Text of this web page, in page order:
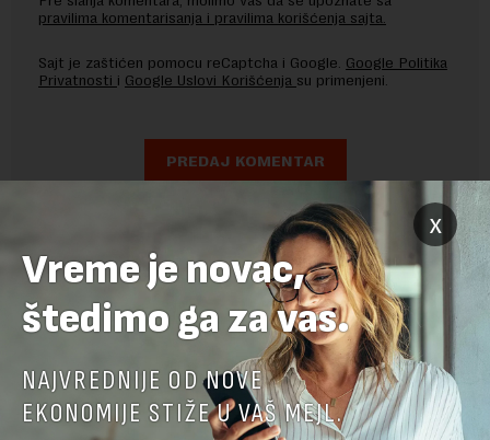
pravilima komentarisanja i pravilima korišćenja sajta.
Sajt je zaštićen pomocu reCaptcha i Google. Google Politika
Privatnosti i Google Uslovi Korišćenja su primenjeni.
x
Vreme je novac,
štedimo ga za vas.
NAJVREDNIJE OD NOVE
EKONOMIJE STIŽE U VAŠ MEJL.